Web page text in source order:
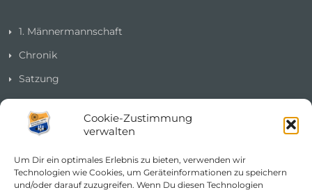
Cookie-Zustimmung
verwalten
Um Dir ein optimales Erlebnis zu bieten, verwenden wir
Technologien wie Cookies, um Geräteinformationen zu speichern
und/oder darauf zuzugreifen. Wenn Du diesen Technologien
1. Männermannschaft
Chronik
Satzung
Impressum
Datenschutzerklärung